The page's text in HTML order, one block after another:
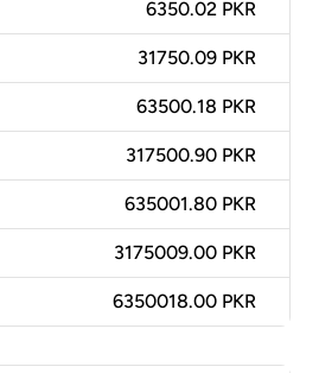
6350.02 PKR
31750.09 PKR
63500.18 PKR
317500.90 PKR
635001.80 PKR
3175009.00 PKR
6350018.00 PKR